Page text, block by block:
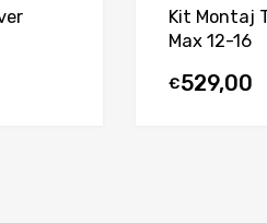
Kit Montaj
Max 12-16
€529,00